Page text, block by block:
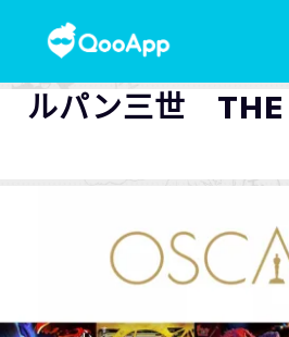
ルパン三世 THE